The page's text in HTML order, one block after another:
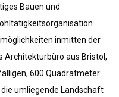
Bauen und
inmitten der
Architekturbüro aus Bristol,
600 Quadratmeter
umliegende Landschaft